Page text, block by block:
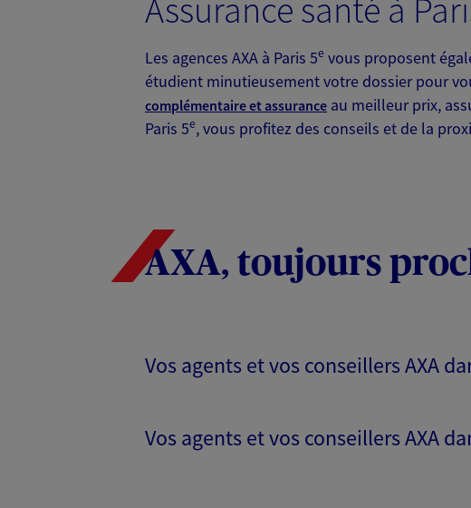
Assurance santé à
Les agences AXA à Paris 5e vous proposent
étudient minutieusement votre dossier pour
complémentaire et assurance au meilleur prix,
Paris 5e, vous profitez des conseils et de la
AXA, toujours
Vos agents et vos conseillers AXA
Vos agents et vos conseillers AXA